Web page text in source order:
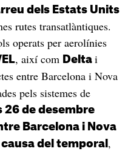
dels Estats Units
rutes transatlàntiques.
operats per aerolínies
, així com Delta i
entre Barcelona i Nova
pels sistemes de
26 de desembre
Barcelona i Nova
del temporal ,